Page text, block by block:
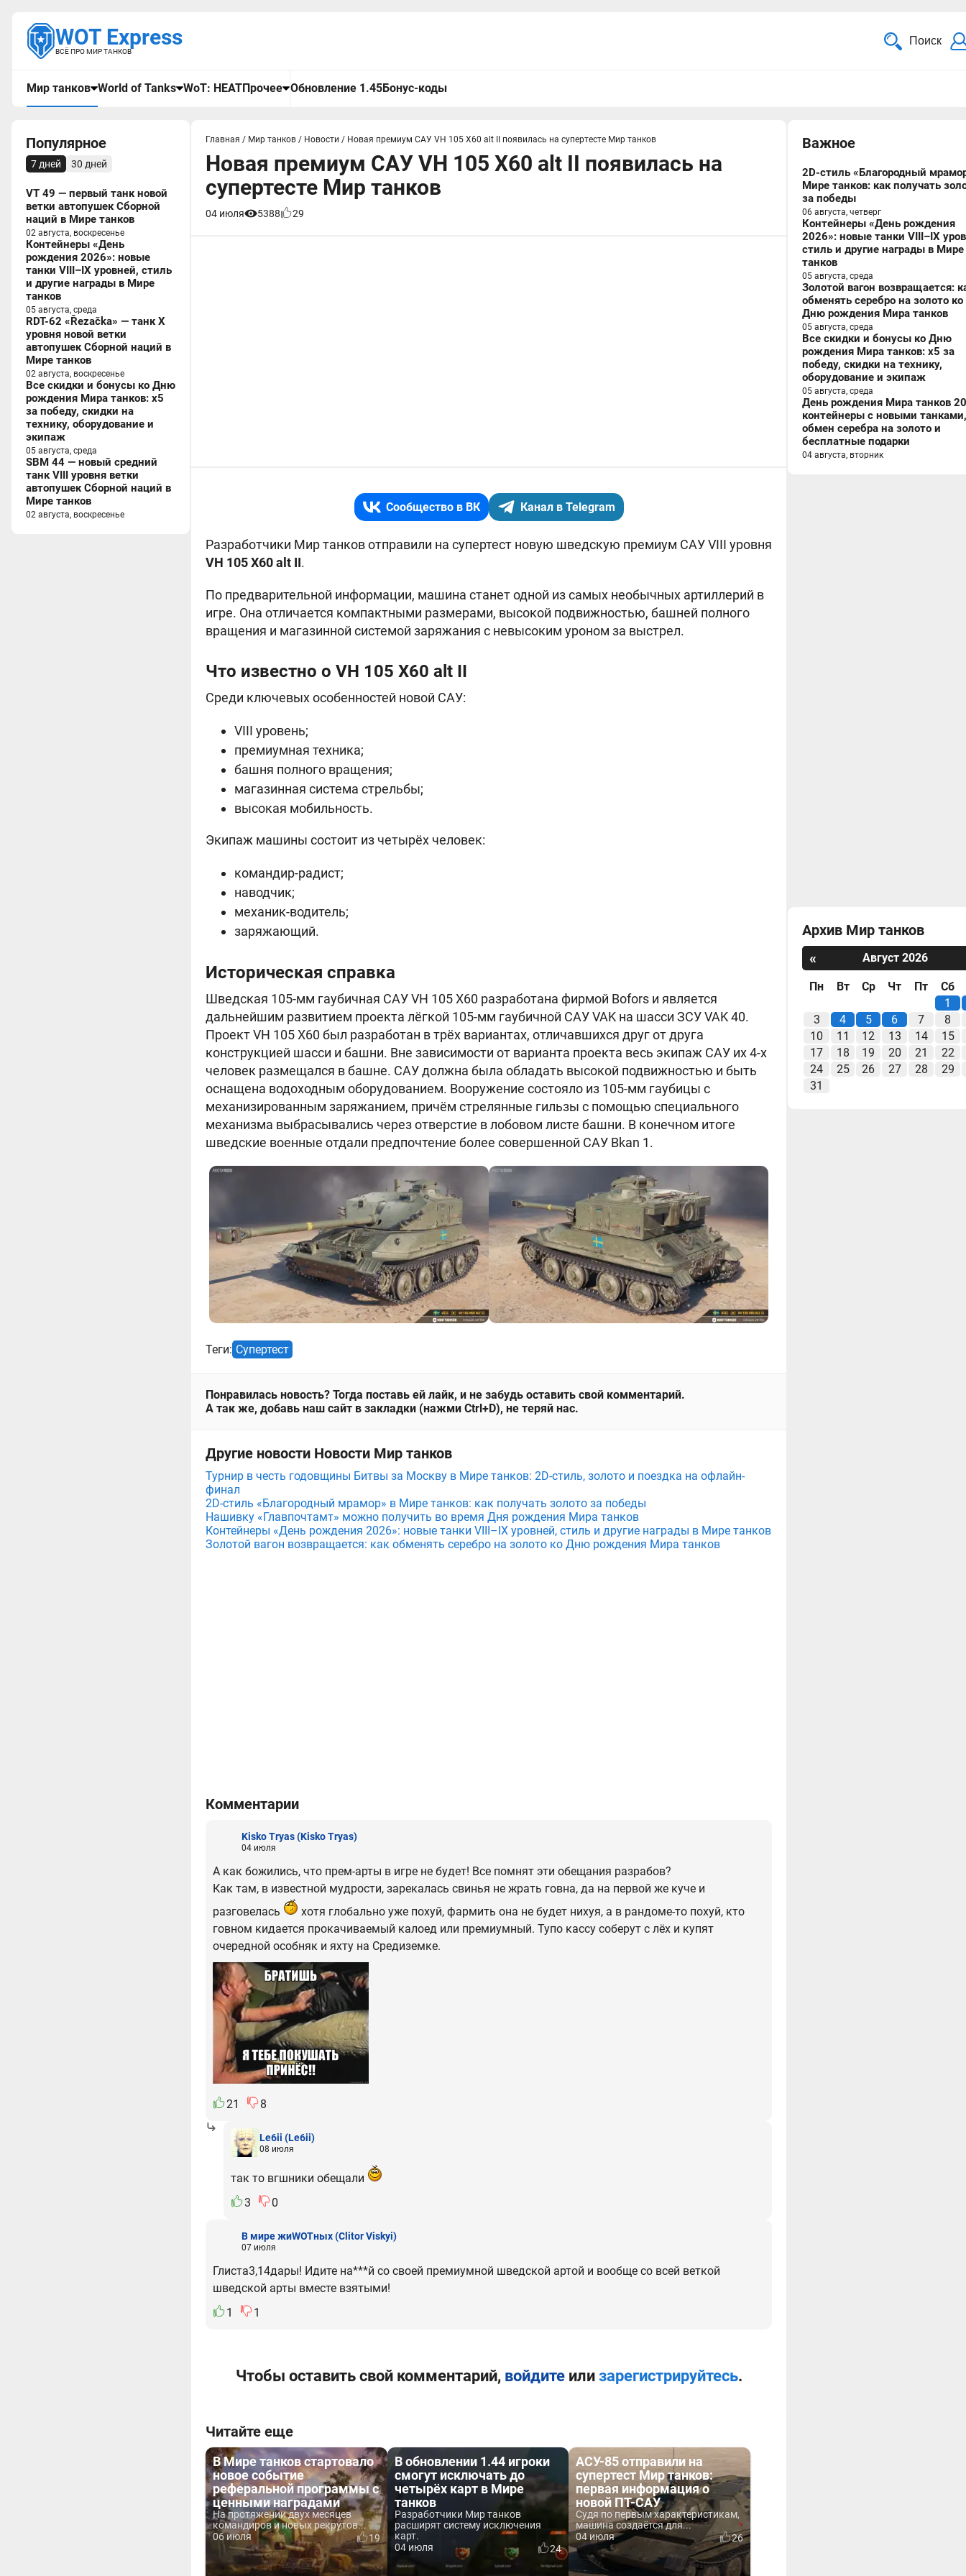
WOT Express
ВСЁ ПРО МИР ТАНКОВ
Поиск
Мир танков World of Tanks WoT: HEATПрочее Обновление 1.45Бонус-коды
Популярное
7 дней 30 дней
VT 49 — первый танк новой
ветки автопушек Сборной
наций в Мире танков
02 августа, воскресенье
Контейнеры «День
рождения 2026»: новые
танки VIII–IX уровней, стиль
и другие награды в Мире
танков
05 августа, среда
RDT-62 «Řezačka» — танк X
уровня новой ветки
автопушек Сборной наций в
Мире танков
02 августа, воскресенье
Все скидки и бонусы ко Дню
рождения Мира танков: x5
за победу, скидки на
технику, оборудование и
экипаж
05 августа, среда
SBM 44 — новый средний
танк VIII уровня ветки
автопушек Сборной наций в
Мире танков
02 августа, воскресенье
Главная / Мир танков / Новости / Новая премиум САУ VH 105 X60 alt II появилась на супертесте Мир танков
Новая премиум САУ VH 105 X60 alt II появилась на
супертесте Мир танков
04 июля 5388 29
Сообщество в ВК Канал в Telegram
Разработчики Мир танков отправили на супертест новую шведскую премиум САУ VIII уровня
VH 105 X60 alt II.
По предварительной информации, машина станет одной из самых необычных артиллерий в
игре. Она отличается компактными размерами, высокой подвижностью, башней полного
вращения и магазинной системой заряжания с невысоким уроном за выстрел.
Что известно о VH 105 X60 alt II
Среди ключевых особенностей новой САУ:
VIII уровень;
премиумная техника;
башня полного вращения;
магазинная система стрельбы;
высокая мобильность.
Экипаж машины состоит из четырёх человек:
командир-радист;
наводчик;
механик-водитель;
заряжающий.
Историческая справка
Шведская 105-мм гаубичная САУ VH 105 X60 разработана фирмой Bofors и является
дальнейшим развитием проекта лёгкой 105-мм гаубичной САУ VAK на шасси ЗСУ VAK 40.
Проект VH 105 X60 был разработан в трёх вариантах, отличавшихся друг от друга
конструкцией шасси и башни. Вне зависимости от варианта проекта весь экипаж САУ их 4-х
человек размещался в башне. САУ должна была обладать высокой подвижностью и быть
оснащена водоходным оборудованием. Вооружение состояло из 105-мм гаубицы с
механизированным заряжанием, причём стрелянные гильзы с помощью специального
механизма выбрасывались через отверстие в лобовом листе башни. В конечном итоге
шведские военные отдали предпочтение более совершенной САУ Bkan 1.
Теги: Супертест
Понравилась новость? Тогда поставь ей лайк, и не забудь оставить свой комментарий.
А так же, добавь наш сайт в закладки (нажми Ctrl+D), не теряй нас.
Другие новости Новости Мир танков
Турнир в честь годовщины Битвы за Москву в Мире танков: 2D-стиль, золото и поездка на офлайн-
финал
2D-стиль «Благородный мрамор» в Мире танков: как получать золото за победы
Нашивку «Главпочтамт» можно получить во время Дня рождения Мира танков
Контейнеры «День рождения 2026»: новые танки VIII–IX уровней, стиль и другие награды в Мире танков
Золотой вагон возвращается: как обменять серебро на золото ко Дню рождения Мира танков
Комментарии
Kisko Tryas(Kisko Tryas)
04 июля
А как божились, что прем-арты в игре не будет! Все помнят эти обещания разрабов?
Как там, в известной мудрости, зарекалась свинья не жрать говна, да на первой же куче и
разговелась
хотя глобально уже похуй, фармить она не будет нихуя, а в рандоме-то похуй, кто
говном кидается прокачиваемый калоед или премиумный. Тупо кассу соберут с лёх и купят
очередной особняк и яхту на Средиземке.
21 8
Le6ii (Le6ii)
08 июля
так то вгшники обещали
3
0
В мире жиWOTных(Clitor Viskyi)
07 июля
Глиста3,14дары! Идите на***й со своей премиумной шведской артой и вообще со всей веткой
шведской арты вместе взятыми!
1
1
Чтобы оставить свой комментарий, войдитеили зарегистрируйтесь.
Читайте еще
В Мире танков стартовало
новое событие
реферальной программы с
ценными наградами
На протяжении двух месяцев
командиров и новых рекрутов...
06 июля
19
В обновлении 1.44 игроки
смогут исключать до
четырёх карт в Мире
танков
Разработчики Мир танков
расширят систему исключения
карт.
04 июля
24
АСУ-85 отправили на
супертест Мир танков:
первая информация о
новой ПТ-САУ
Судя по первым характеристикам,
машина создаётся для...
04 июля
26
Важное
2D-стиль «Благородный
Мире танков: как получать
за победы
06 августа, четверг
Контейнеры «День рождения
2026»: новые танки VIII–IX
стиль и другие награды в Мире
танков
05 августа, среда
Золотой вагон возвращается:
обменять серебро на золото ко
Дню рождения Мира танков
05 августа, среда
Все скидки и бонусы ко Дню
рождения Мира танков: x5 за
победу, скидки на технику,
оборудование и экипаж
05 августа, среда
День рождения Мира танков
контейнеры с новыми танками,
обмен серебра на золото и
бесплатные подарки
04 августа, вторник
Архив Мир танков
«
Август 2026
Пн Вт Ср Чт Пт
Сб
1
3
4 5 6 7
8
10
11 12 13 14
15
17
18 19 20 21
22
24
25 26 27 28
29
31